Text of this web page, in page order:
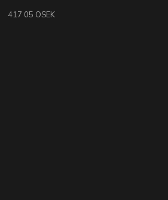
417 05 OSEK